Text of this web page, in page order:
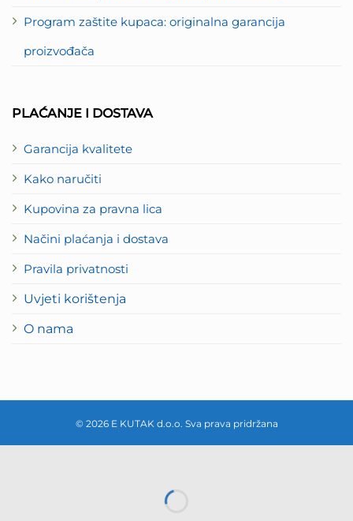
Program zaštite kupaca: originalna garancija
proizvođača
PLAĆANJE I DOSTAVA
Garancija kvalitete
Kako naručiti
Kupovina za pravna lica
Načini plaćanja i dostava
Pravila privatnosti
Uvjeti korištenja
O nama
© 2026 E KUTAK d.o.o. Sva prava pridržana